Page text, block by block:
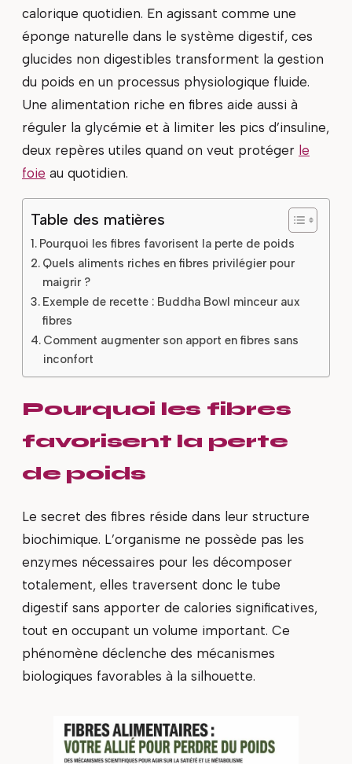
calorique quotidien. En agissant comme une
éponge naturelle dans le système digestif, ces
glucides non digestibles transforment la gestion
du poids en un processus physiologique fluide.
Une alimentation riche en fibres aide aussi à
réguler la glycémie et à limiter les pics d’insuline,
deux repères utiles quand on veut protéger le
foie au quotidien.
Table des matières
Pourquoi les fibres favorisent la perte de poids
Quels aliments riches en fibres privilégier pour
maigrir ?
Exemple de recette : Buddha Bowl minceur aux
fibres
Comment augmenter son apport en fibres sans
inconfort
Pourquoi les fibres
favorisent la perte
de poids
Le secret des fibres réside dans leur structure
biochimique. L’organisme ne possède pas les
enzymes nécessaires pour les décomposer
totalement, elles traversent donc le tube
digestif sans apporter de calories significatives,
tout en occupant un volume important. Ce
phénomène déclenche des mécanismes
biologiques favorables à la silhouette.